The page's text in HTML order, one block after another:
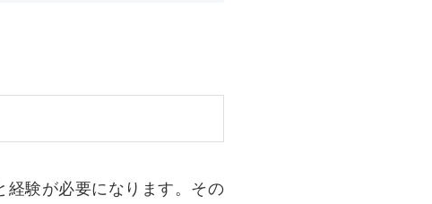
経験が必要になります。その